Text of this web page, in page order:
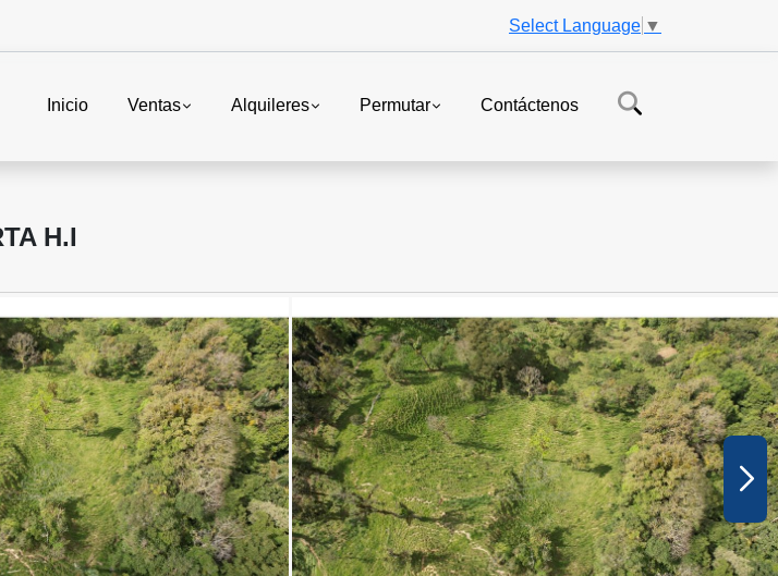
Select Language ▼
Inicio Ventas Alquileres Permutar Contáctenos
H.I